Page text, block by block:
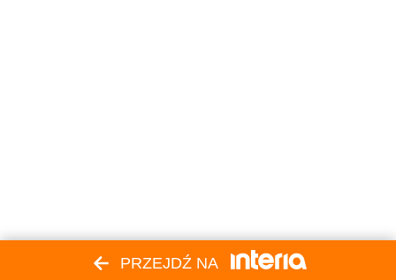
PRZEJDŹ NA